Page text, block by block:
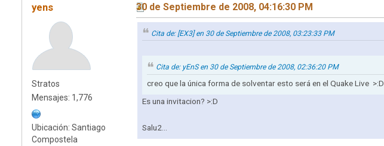
yens
Stratos
Mensajes: 1,776
Ubicación: Santiago
Compostela
30 de Septiembre de 2008, 04:16:30 PM
Cita de: [EX3] en 30 de Septiembre de 2008, 03:23:33 PM
Cita de: yEnS en 30 de Septiembre de 2008, 02:36:20 PM
creo que la única forma de solventar esto será en el Quake Live >:D
Es una invitacion? >:D
Salu2...